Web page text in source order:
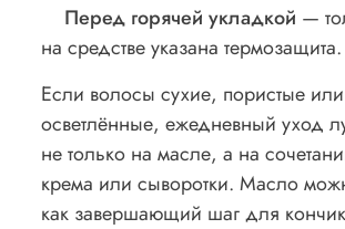
Перед горячей укладкой —
на средстве указана термозащита.
Если волосы сухие, пористые или
осветлённые, ежедневный уход
не только на масле, а на
крема или сыворотки. Масло
как завершающий шаг для